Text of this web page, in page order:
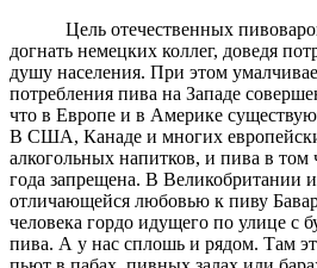
Цель отечественных
догнать немецких коллег, доведя
душу населения. При этом
потребления пива на Западе
что в Европе и в Америке
В США, Канаде и многих
алкогольных напитков, и пива в
года запрещена. В Великобритании
отличающейся любовью к пиву
человека гордо идущего по улице с
пива. А у нас сплошь и рядом. Там